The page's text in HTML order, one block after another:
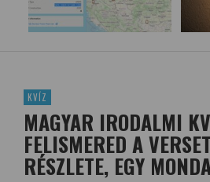
KVÍZ
MAGYAR IRODALMI
FELISMERED A
RÉSZLETE, EGY